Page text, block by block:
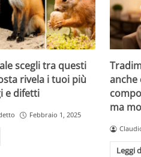
scegli tra questi
rivela i tuoi più
e difetti
Febbraio 1, 2025
anche
ma
Leggi